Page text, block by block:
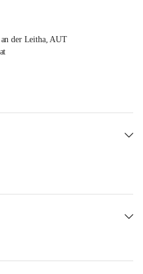
an der Leitha, AUT